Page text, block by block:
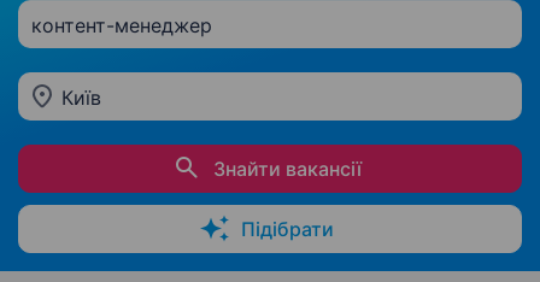
контент-менеджер
Київ
Знайти вакансії
Підібрати